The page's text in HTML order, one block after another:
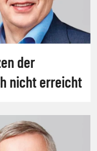
der
nicht erreicht